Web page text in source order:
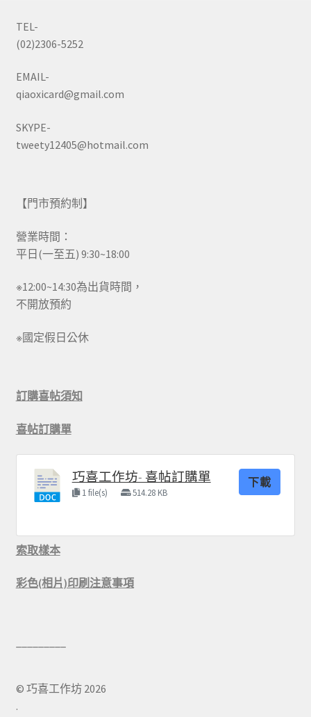
TEL-
(02)2306-5252
EMAIL-
qiaoxicard@gmail.com
SKYPE-
tweety12405@hotmail.com
【門市預約制】
營業時間：
平日(一至五) 9:30~18:00
※12:00~14:30為出貨時間，
不開放預約
※國定假日公休
訂購喜帖須知
喜帖訂購單
巧喜工作坊- 喜帖訂購單
1 file(s) 514.28 KB
下載
索取樣本
彩色(相片)印刷注意事項
© 巧喜工作坊 2026
.